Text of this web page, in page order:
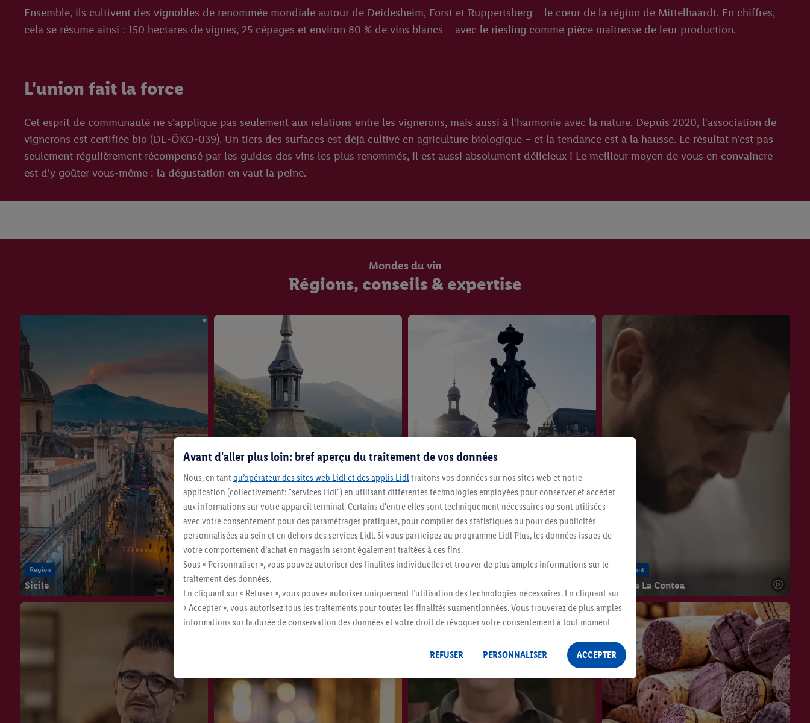
Ensemble, ils cultivent des vignobles de renommée mondiale autour de Deidesheim, Forst et Ruppertsberg – le cœur de la région de Mittelhaardt. En chiffres,
cela se résume ainsi : 150 hectares de vignes, 25 cépages et environ 80 % de vins blancs – avec le riesling comme pièce maîtresse de leur production.
L'union fait la force
Cet esprit de communauté ne s'applique pas seulement aux relations entre les vignerons, mais aussi à l'harmonie avec la nature. Depuis 2020, l'association de
vignerons est certifiée bio (DE-ÖKO-039). Un tiers des surfaces est déjà cultivé en agriculture biologique – et la tendance est à la hausse. Le résultat n'est pas
seulement régulièrement récompensé par les guides des vins les plus renommés, il est aussi absolument délicieux ! Le meilleur moyen de vous en convaincre
est d'y goûter vous-même : la dégustation en vaut la peine.
Mondes du vin
Régions, conseils & expertise
Region
Sicile
Region
Region Restaurant
Cantina La Contea
Avant d'aller plus loin: bref aperçu du traitement de vos données
Nous, en tant qu’opérateur des sites web Lidl et des applis Lidltraitons vos données sur nos sites web et notre
application (collectivement: "services Lidl") en utilisant différentes technologies employées pour conserver et accéder
aux informations sur votre appareil terminal. Certains d'entre elles sont techniquement nécessaires ou sont utilisées
avec votre consentement pour des paramétrages pratiques, pour compiler des statistiques ou pour des publicités
personnalisées au sein et en dehors des services Lidl. Si vous participez au programme Lidl Plus, les données issues de
votre comportement d’achat en magasin seront également traitées à ces fins.
Sous « Personnaliser », vous pouvez autoriser des finalités individuelles et trouver de plus amples informations sur le
traitement des données.
En cliquant sur « Refuser », vous pouvez autoriser uniquement l’utilisation des technologies nécessaires. En cliquant sur
« Accepter », vous autorisez tous les traitements pour toutes les finalités susmentionnées. Vous trouverez de plus amples
informations sur la durée de conservation des données et votre droit de révoquer votre consentement à tout moment
REFUSER
PERSONNALISER ACCEPTER